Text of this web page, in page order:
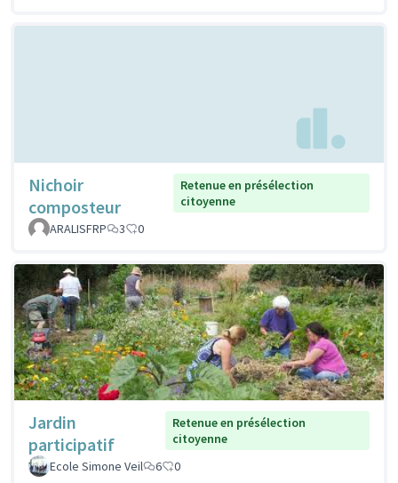
Nichoir
composteur
Retenue en présélection
citoyenne
ARALISFRP
3 0
Jardin
participatif
Retenue en présélection
citoyenne
Ecole Simone Veil
6 0